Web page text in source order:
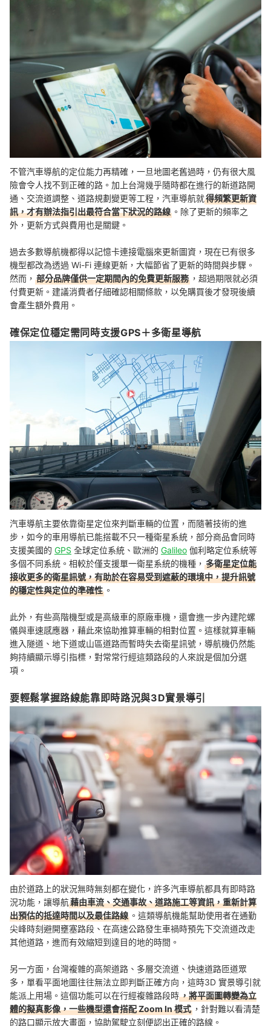
不管汽車導航的定位能力再精確，一旦地圖老舊過時，仍有很大風
險會令人找不到正確的路。加上台灣幾乎隨時都在進行的新道路開
通、交流道調整、道路規劃變更等工程，汽車導航就得頻繁更新資
訊，才有辦法指引出最符合當下狀況的路線 。除了更新的頻率之
外，更新方式與費用也是關鍵。
過去多數導航機都得以記憶卡連接電腦來更新圖資，現在已有很多
機型都改為透過 Wi-Fi 連線更新，大幅節省了更新的時間與步驟。
然而， 部分品牌僅供一定期間內的免費更新服務 ，超過期限就必須
付費更新。建議消費者仔細確認相關條款，以免購買後才發現後續
會產生額外費用。
確保定位穩定需同時支援GPS＋多衛星導航
汽車導航主要依靠衛星定位來判斷車輛的位置，而隨著技術的進
步，如今的車用導航已能搭載不只一種衛星系統，部分商品會同時
支援美國的 GPS 全球定位系統、歐洲的 Galileo 伽利略定位系統等
多個不同系統。相較於僅支援單一衛星系統的機種， 多衛星定位能
接收更多的衛星訊號，有助於在容易受到遮蔽的環境中，提升訊號
的穩定性與定位的準確性 。
此外，有些高階機型或是高級車的原廠車機，還會進一步內建陀螺
儀與車速感應器，藉此來協助推算車輛的相對位置。這樣就算車輛
進入隧道、地下道或山區道路而暫時失去衛星訊號，導航機仍然能
夠持續顯示導引指標，對常常行經這類路段的人來說是個加分選
項。
要輕鬆掌握路線能靠即時路況與3D實景導引
由於道路上的狀況無時無刻都在變化，許多汽車導航都具有即時路
況功能，讓導航藉由車流、交通事故、道路施工等資訊，重新計算
出預估的抵達時間以及最佳路線 。這類導航機能幫助使用者在通勤
尖峰時刻避開壅塞路段、在高速公路發生車禍時預先下交流道改走
其他道路，進而有效縮短到達目的地的時間。
另一方面，台灣複雜的高架道路、多層交流道、快速道路匝道眾
多，單看平面地圖往往無法立即判斷正確方向，這時3D 實景導引就
能派上用場。這個功能可以在行經複雜路段時，將平面圖轉變為立
體的擬真影像，一些機型還會搭配 Zoom In 模式 ，針對難以看清楚
的路口顯示放大畫面，協助駕駛立刻便認出正確的路線。